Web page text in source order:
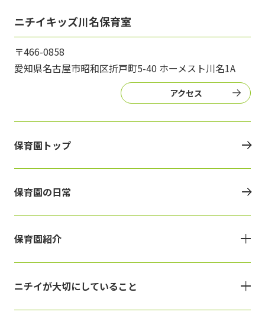
ニチイキッズ川名保育室
〒466-0858
愛知県名古屋市昭和区折戸町5-40 ホーメスト川名1A
アクセス
保育園トップ
保育園の日常
保育園紹介
ニチイが大切にしていること